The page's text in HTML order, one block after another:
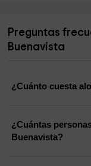
Preguntas
Buenavista
¿Cuánto cuesta
¿Cuántas
Buenavista?